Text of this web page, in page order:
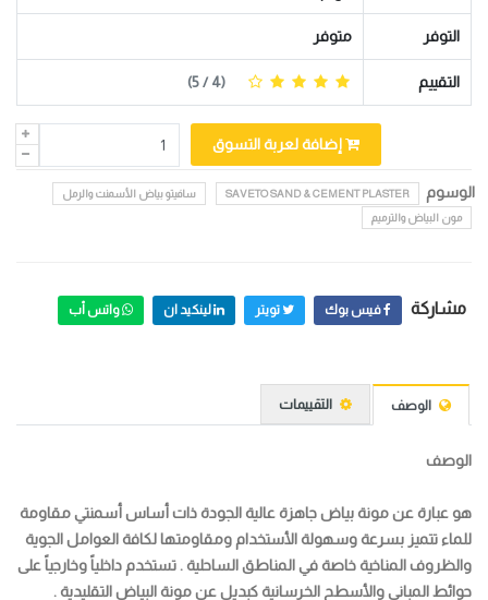
التوفر متوفر
التقييم (
4
/ 5)
إضافة لعربة التسوق
الوسوم SAVETO SAND & CEMENT PLASTER
سافيتو بياض الأسمنت والرمل
مون البياض والترميم
مشاركة فيس بوك تويتر لينكيد ان واتس أب
الوصف التقييمات
الوصف
هو عبارة عن مونة بياض جاهزة عالية الجودة ذات أساس أسمنتي مقاومة
للماء تتميز بسرعة وسهولة الأستخدام ومقاومتها لكافة العوامل الجوية
والظروف المناخية خاصة في المناطق الساحلية . تستخدم داخلياً وخارجياً على
حوائط المباني والأسطح الخرسانية كبديل عن مونة البياض التقليدية .